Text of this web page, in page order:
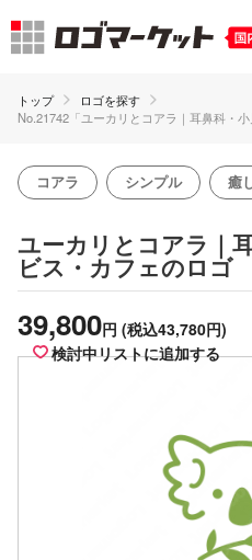
トップ
ロゴを探す
No.21742「ユーカリとコアラ｜耳鼻科・
コアラ シンプル 癒
ユーカリとコアラ｜
ビス・カフェのロゴ
39,800円 (税込43,780円)
検討中リストに追加する